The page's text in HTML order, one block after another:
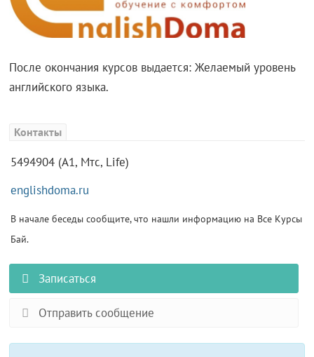
После окончания курсов выдается: Желаемый уровень
английского языка.
Контакты
5494904 (А1, Мтс, Life)
englishdoma.ru
В начале беседы сообщите, что нашли информацию на Все Курсы
Бай.
Записаться
Отправить сообщение